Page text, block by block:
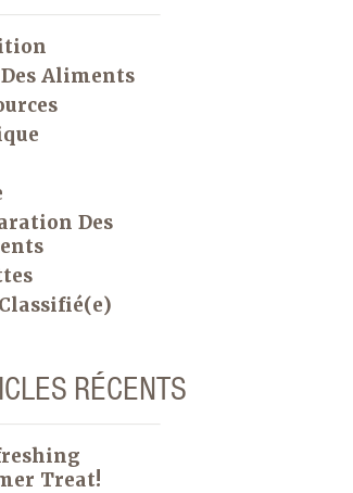
Aliments
Des
RÉCENTS
Treat!